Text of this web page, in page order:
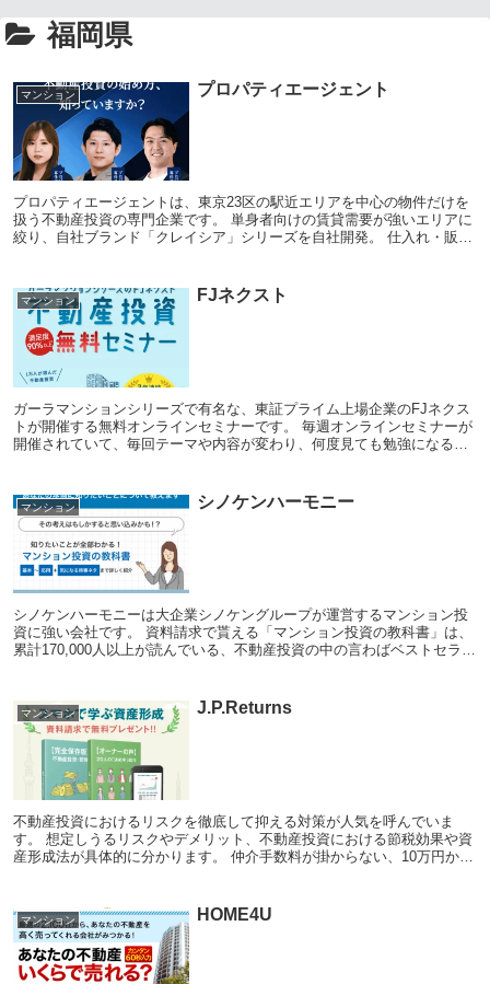
福岡県
マンション プロパティエージェント
プロパティエージェントは、東京23区の駅近エリアを中心の物件だけを
扱う不動産投資の専門企業です。 単身者向けの賃貸需要が強いエリアに
絞り、自社ブランド「クレイシア」シリーズを自社開発。 仕入れ・販売
マンション FJネクスト
ガーラマンションシリーズで有名な、東証プライム上場企業のFJネクス
トが開催する無料オンラインセミナーです。 毎週オンラインセミナーが
開催されていて、毎回テーマや内容が変わり、何度見ても勉強になると
マンション シノケンハーモニー
シノケンハーモニーは大企業シノケングループが運営するマンション投
資に強い会社です。 資料請求で貰える「マンション投資の教科書」は、
累計170,000人以上が読んでいる、不動産投資の中の言わばベストセラー
マンション J.P.Returns
不動産投資におけるリスクを徹底して抑える対策が人気を呼んでいま
す。 想定しうるリスクやデメリット、不動産投資における節税効果や資
産形成法が具体的に分かります。 仲介手数料が掛からない、10万円から
マンション HOME4U